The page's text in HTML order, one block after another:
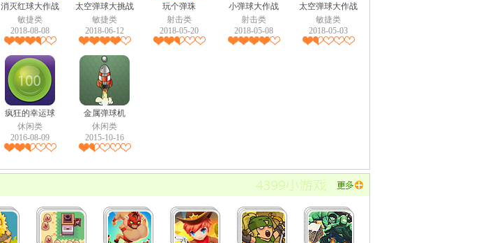
消灭红球大作战
敏捷类
2018-08-08
太空弹球大挑战
敏捷类
2018-06-12
玩个弹珠
射击类
2018-05-20
小弹球大作战
射击类
2018-05-08
太空弹球大作战
敏捷类
2018-05-03
疯狂的幸运球
休闲类
2016-08-09
金属弹球机
休闲类
2015-10-16